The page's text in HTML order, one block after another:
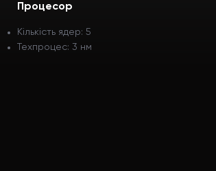
Процесор
Кількість ядер: 5
Техпроцес: 3 нм